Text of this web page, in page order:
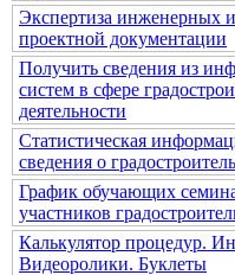
Экспертиза инженерных
проектной документации
Получить сведения из
систем в сфере
деятельности
Статистическая
сведения о
График обучающих
участников
Калькулятор процедур.
Видеоролики. Буклеты